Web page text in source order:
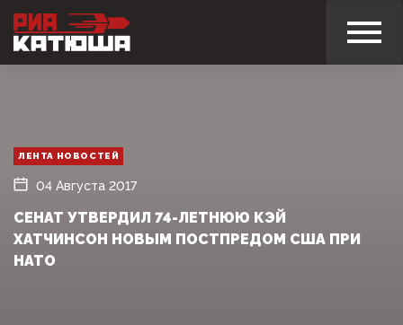
ЛЕНТА НОВОСТЕЙ
04 Августа 2017
СЕНАТ УТВЕРДИЛ 74-ЛЕТНЮЮ КЭЙ
ХАТЧИНСОН НОВЫМ ПОСТПРЕДОМ США ПРИ
НАТО